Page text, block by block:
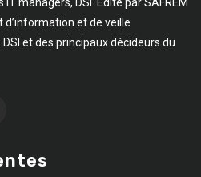
d’information et de veille
et des principaux décideurs du